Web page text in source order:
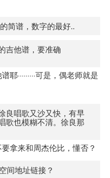
简谱，数字的最好..
吉他谱，要准确
·········可是，偶老师就是
良唱歌又沙又快，有早
歌也模糊不清。徐良那
拿来和周杰伦比，懂否？
间地址链接？